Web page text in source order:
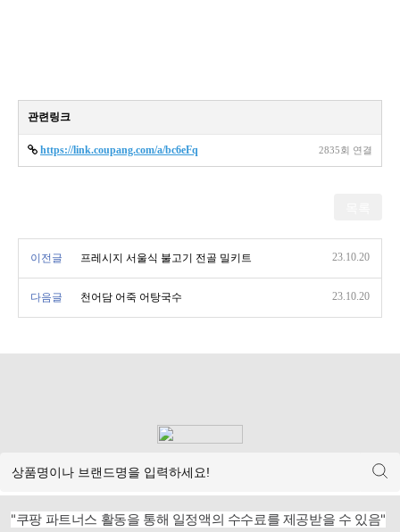
관련링크
https://link.coupang.com/a/bc6eFq 2835회 연결
이전글 프레시지 서울식 불고기 전골 밀키트 23.10.20
다음글 천어담 어죽 어탕국수 23.10.20
"쿠팡 파트너스 활동을 통해 일정액의 수수료를 제공받을 수 있음"